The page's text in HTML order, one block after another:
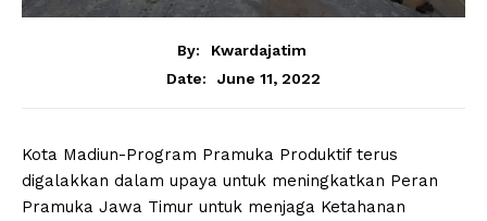
By:
Kwardajatim
Date:
June 11, 2022
Kota Madiun-Program Pramuka Produktif terus
digalakkan dalam upaya untuk meningkatkan Peran
Pramuka Jawa Timur untuk menjaga Ketahanan